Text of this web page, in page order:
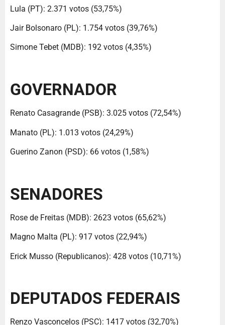
Lula (PT): 2.371 votos (53,75%)
Jair Bolsonaro (PL): 1.754 votos (39,76%)
Simone Tebet (MDB): 192 votos (4,35%)
GOVERNADOR
Renato Casagrande (PSB): 3.025 votos (72,54%)
Manato (PL): 1.013 votos (24,29%)
Guerino Zanon (PSD): 66 votos (1,58%)
SENADORES
Rose de Freitas (MDB): 2623 votos (65,62%)
Magno Malta (PL): 917 votos (22,94%)
Erick Musso (Republicanos): 428 votos (10,71%)
DEPUTADOS FEDERAIS
Renzo Vasconcelos (PSC): 1417 votos (32,70%)